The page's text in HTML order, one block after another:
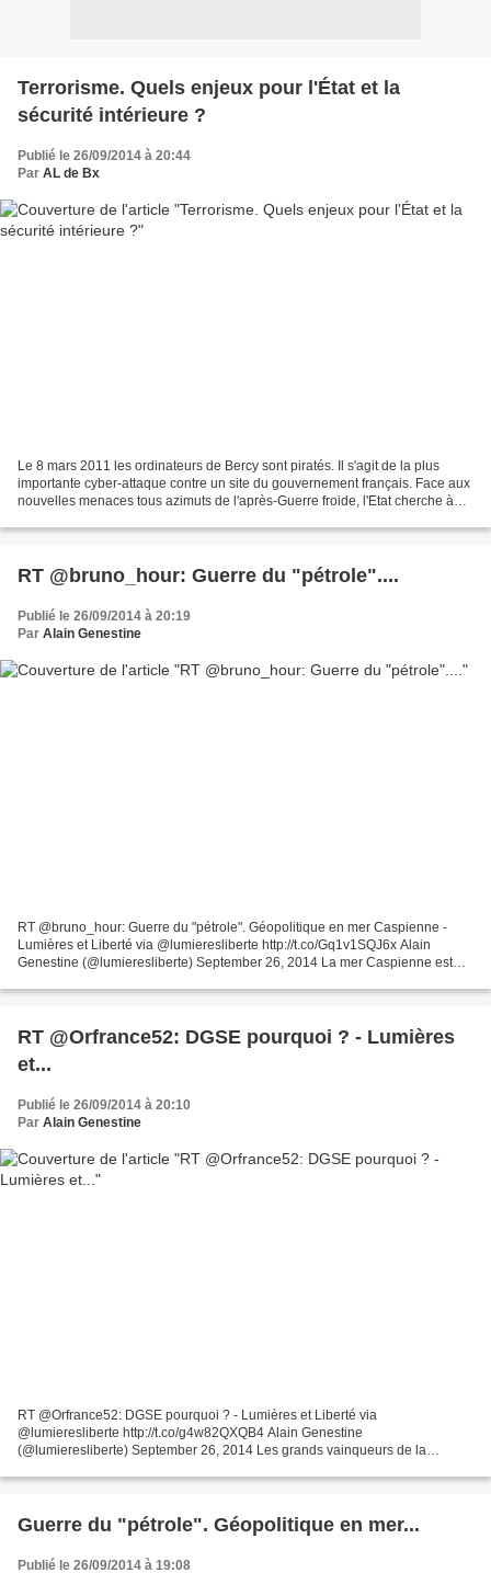
Terrorisme. Quels enjeux pour l'État et la
sécurité intérieure ?
Publié le 26/09/2014 à 20:44
Par AL de Bx
Le 8 mars 2011 les ordinateurs de Bercy sont piratés. Il s'agit de la plus
importante cyber-attaque contre un site du gouvernement français. Face aux
nouvelles menaces tous azimuts de l'après-Guerre froide, l'Etat cherche à
RT @bruno_hour: Guerre du "pétrole"....
Publié le 26/09/2014 à 20:19
Par Alain Genestine
RT @bruno_hour: Guerre du "pétrole". Géopolitique en mer Caspienne -
Lumières et Liberté via @lumieresliberte http://t.co/Gq1v1SQJ6x Alain
Genestine (@lumieresliberte) September 26, 2014 La mer Caspienne est
RT @Orfrance52: DGSE pourquoi ? - Lumières
et...
Publié le 26/09/2014 à 20:10
Par Alain Genestine
RT @Orfrance52: DGSE pourquoi ? - Lumières et Liberté via
@lumieresliberte http://t.co/g4w82QXQB4 Alain Genestine
(@lumieresliberte) September 26, 2014 Les grands vainqueurs de la
Guerre du "pétrole". Géopolitique en mer...
Publié le 26/09/2014 à 19:08